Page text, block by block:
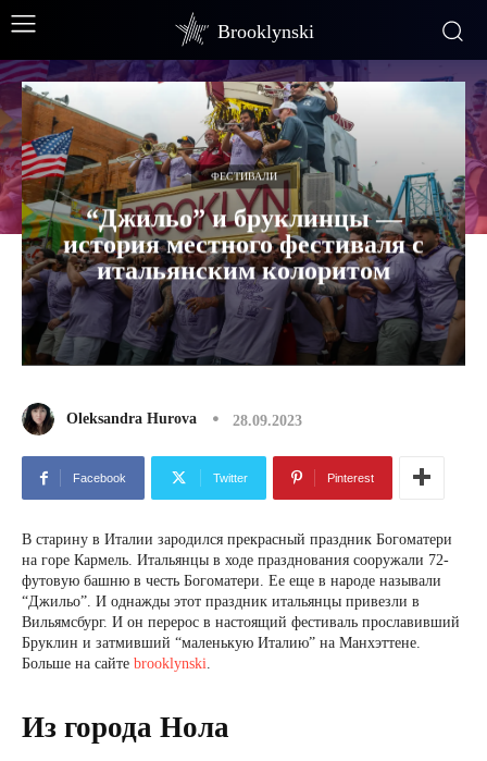
Brooklynski
ФЕСТИВАЛИ
“Джильо” и бруклинцы —
история местного фестиваля с
итальянским колоритом
Oleksandra Hurova 28.09.2023
Facebook Twitter Pinterest
В старину в Италии зародился прекрасный праздник Богоматери
на горе Кармель. Итальянцы в ходе празднования сооружали 72-
футовую башню в честь Богоматери. Ее еще в народе называли
“Джильо”. И однажды этот праздник итальянцы привезли в
Вильямсбург. И он перерос в настоящий фестиваль прославивший
Бруклин и затмивший “маленькую Италию” на Манхэттене.
Больше на сайте brooklynski.
Из города Нола